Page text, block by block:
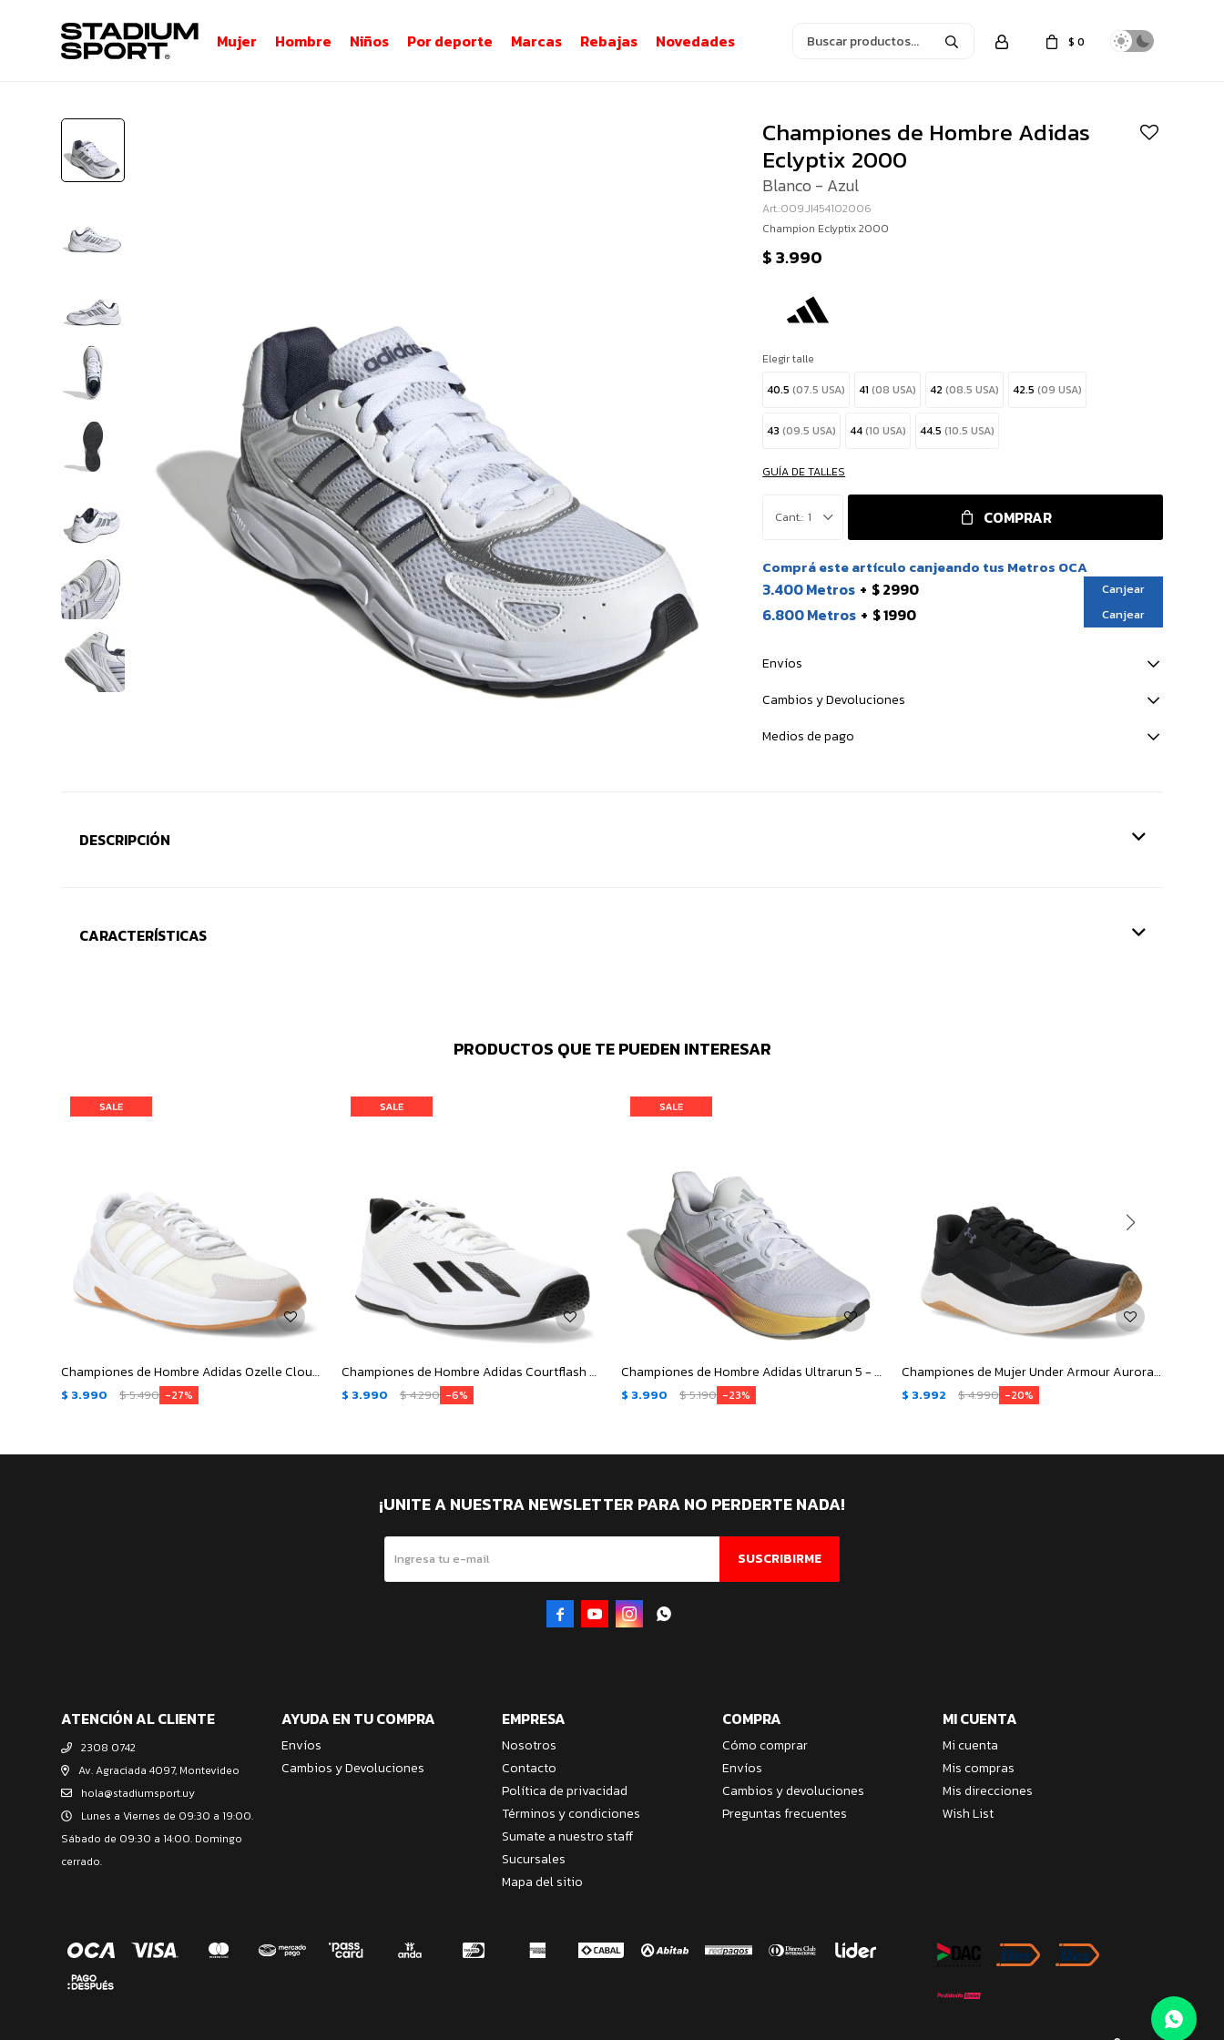
Mujer Hombre Niños Por deporte Marcas Rebajas Novedades $ 0
Championes de Hombre Adidas
Eclyptix 2000
Blanco - Azul
009.JI454102006
Champion Eclyptix 2000
$3.990
Elegir talle
40.5(07.5 USA) 41(08 USA) 42(08.5 USA) 42.5(09 USA)
43(09.5 USA) 44(10 USA) 44.5(10.5 USA)
GUÍA DE TALLES
1 COMPRAR
Comprá este artículo canjeando tus Metros OCA
3.400 Metros $ 2990 Canjear
6.800 Metros $ 1990 Canjear
Envíos
Cambios y Devoluciones
Medios de pago
DESCRIPCIÓN
CARACTERÍSTICAS
PRODUCTOS QUE TE PUEDEN INTERESAR
Championes de Hombre Adidas Ozelle Cloudfoam - Blanco - Gris
$ 3.990 $5.490 27
Championes de Hombre Adidas Courtflash Speed - Blanco - Negro
$ 3.990 $4.290 6
Championes de Hombre Adidas Ultrarun 5 - Blanco - Gris
$ 3.990 $5.190 23
Championes de Mujer Under Armour Aurora 3 - Negro
$ 3.992 $4.990 20
ATENCIÓN AL CLIENTE
2308 0742
Av. Agraciada 4097, Montevideo
hola@stadiumsport.uy
Lunes a Viernes de 09:30 a 19:00.
Sábado de 09:30 a 14:00. Domingo
cerrado.
AYUDA EN TU COMPRA
Envíos
Cambios y Devoluciones
EMPRESA
Nosotros
Contacto
Política de privacidad
Términos y condiciones
Sumate a nuestro staff
Sucursales
Mapa del sitio
COMPRA
Cómo comprar
Envíos
Cambios y devoluciones
Preguntas frecuentes
MI CUENTA
Mi cuenta
Mis compras
Mis direcciones
Wish List
¡UNITE A NUESTRA NEWSLETTER PARA NO PERDERTE NADA!
SUSCRIBIRME
   